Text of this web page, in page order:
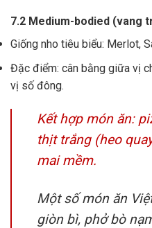
7.2 Medium-bodied (vang
Giống nho tiêu biểu: Merlot,
Đặc điểm: cân bằng giữa vị
vị số đông.
Kết hợp món ăn:
thịt trắng (heo
mai mềm.
Một số món ăn
giòn bì, phở bò